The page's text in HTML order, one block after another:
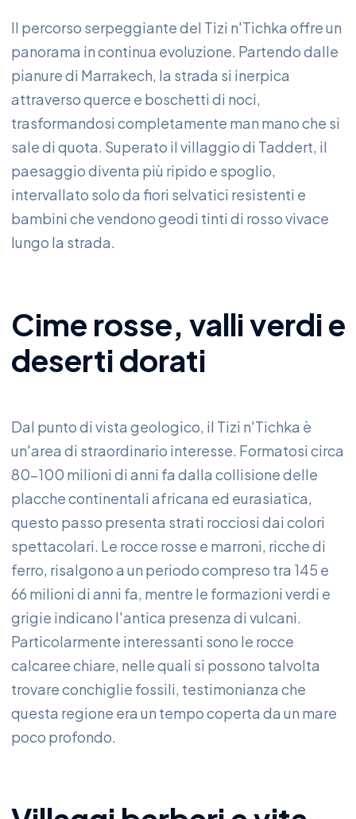
Il percorso serpeggiante del Tizi n'Tichka offre un
panorama in continua evoluzione. Partendo dalle
pianure di Marrakech, la strada si inerpica
attraverso querce e boschetti di noci,
trasformandosi completamente man mano che si
sale di quota. Superato il villaggio di Taddert, il
paesaggio diventa più ripido e spoglio,
intervallato solo da fiori selvatici resistenti e
bambini che vendono geodi tinti di rosso vivace
lungo la strada.
Cime rosse, valli verdi e
deserti dorati
Dal punto di vista geologico, il Tizi n'Tichka è
un'area di straordinario interesse. Formatosi circa
80-100 milioni di anni fa dalla collisione delle
placche continentali africana ed eurasiatica,
questo passo presenta strati rocciosi dai colori
spettacolari. Le rocce rosse e marroni, ricche di
ferro, risalgono a un periodo compreso tra 145 e
66 milioni di anni fa, mentre le formazioni verdi e
grigie indicano l'antica presenza di vulcani.
Particolarmente interessanti sono le rocce
calcaree chiare, nelle quali si possono talvolta
trovare conchiglie fossili, testimonianza che
questa regione era un tempo coperta da un mare
poco profondo.